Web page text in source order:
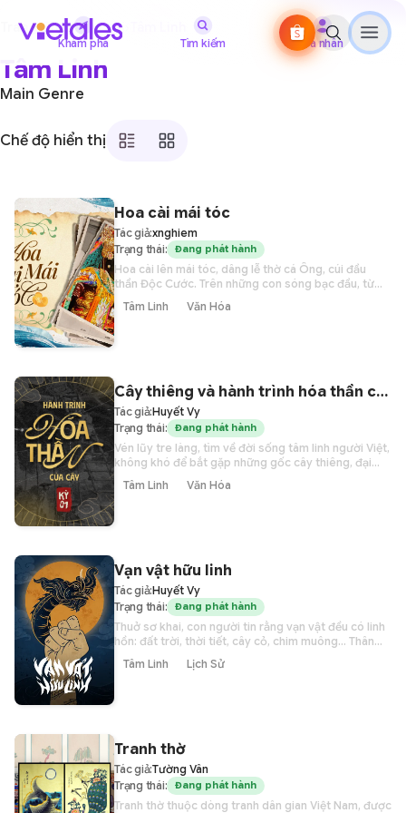
Trang Chủ›Thể Loại
Tâm Linh
Main Genre
Chế độ hiển thị
Hoa cài mái tóc
Tác giả:xnghiem
Trạng thái:
Đang phát hành
Hoa cài lên mái tóc, dâng lễ thờ cá Ông, cúi đầu
thần Độc Cước. Trên những con sóng bạc đầu, từ
Bắc vào Nam, hình ảnh những vị thần biển luôn hiện
hữu trong tâm thức người dân Việt. Họ là những
Tâm Linh Văn Hóa
Cây thiêng và hành trình hóa thần của cây
Tác giả:Huyết Vy
Trạng thái:
Đang phát hành
Vén lũy tre làng, tìm về đời sống tâm linh người Việt,
không khó để bắt gặp những gốc cây thiêng, đại
thụ chất đầy hương hỏa, chứa đựng hằng hà truyền
thuyết quỷ thần.
Tâm Linh Văn Hóa
Vạn vật hữu linh
Tác giả:Huyết Vy
Trạng thái:
Đang phát hành
Thuở sơ khai, con người tin rằng vạn vật đều có linh
hồn: đất trời, thời tiết, cây cỏ, chim muông… Thân
xác hữu hình chỉ là vỏ đựng, linh hồn vô hình mới bất
diệt vĩnh sinh. Vạn vật hữu linh, phải chăng là bằng
Tâm Linh Lịch Sử
Tranh thờ
Tác giả:Tường Vân
Trạng thái:
Đang phát hành
Tranh thờ thuộc dòng tranh dân gian Việt Nam, được
Khám phá Tìm kiếm Cá nhân